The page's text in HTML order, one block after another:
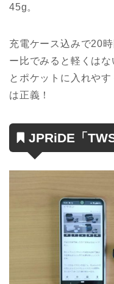
45g。
充電ケース込みで20
ー比でみると軽くは
とポケットに入れや
は正義！
JPRiDE「